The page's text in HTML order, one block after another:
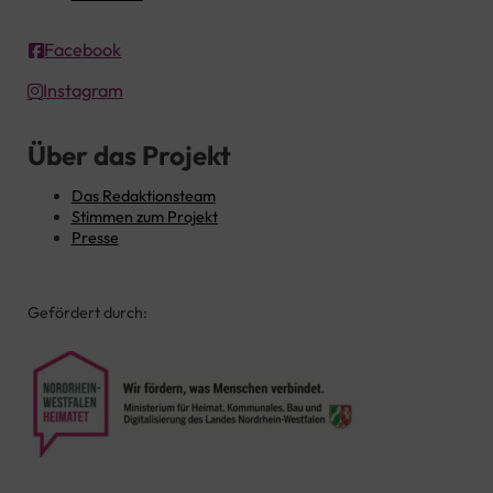
Facebook
Instagram
Über das Projekt
Das Redaktionsteam
Stimmen zum Projekt
Presse
Gefördert durch: